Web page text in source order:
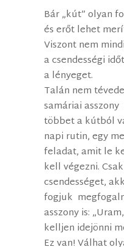
Bár „kút” olyan
és erőt lehet
Viszont nem
a csendességi
a lényeget.
Talán nem
samáriai
többet a kútból
napi rutin, egy
feladat, amit le
kell végezni.
csendességet,
fogjuk
asszony is:
kelljen idejönni